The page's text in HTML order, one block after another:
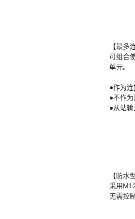
【最多
可组合
单元。
●作为
●不作
●从站
【防水
采用
无需控